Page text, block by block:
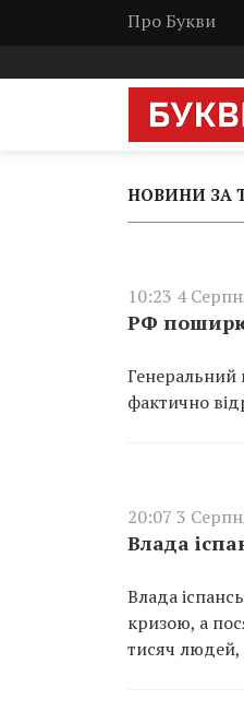
Про Букви
НОВИНИ ЗА
10:23 4
РФ
Генеральний
фактично
20:07 3
Влада
Влада
кризою, а
тисяч людей,